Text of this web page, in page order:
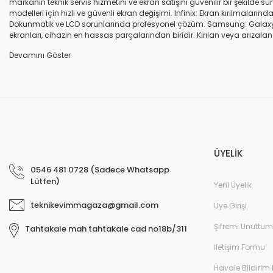
markanın teknik servis hizmetini ve ekran satışını güvenilir bir şekilde
modelleri için hızlı ve güvenli ekran değişimi. Infinix: Ekran
Dokunmatik ve LCD sorunlarında profesyonel çözüm. Samsung:
ekranları, cihazın en hassas parçalarından biridir. Kırılan veya
uyumlu olup olmadığına dikkat ediniz. HK-ZY-A.Kalite ekran: Daha
0546 481 0728 (Sadece Whatsapp
Lütfen)
teknikevimmagaza@gmail.com
Tahtakale mah tahtakale cad no18b/311
ÜYELİK
Yeni Üyelik
Üye Girişi
Şifremi Unuttum
İletişim Formu
Havale Bildirim